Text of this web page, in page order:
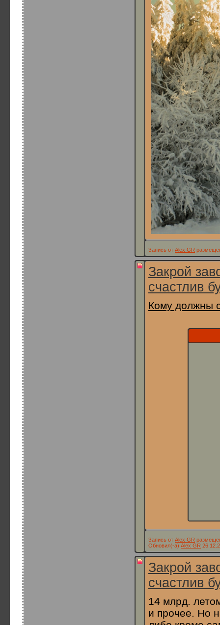
Запись от Alex GR
Закрой
счастлив
Кому должны
Запись от Alex GR
Обновил(-а) Alex GR
Закрой
счастлив
14 млрд.
и прочее. Но